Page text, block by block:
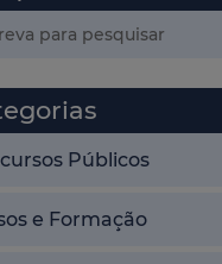
Públicos
e Formação